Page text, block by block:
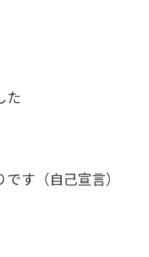
た
す（自己宣言）